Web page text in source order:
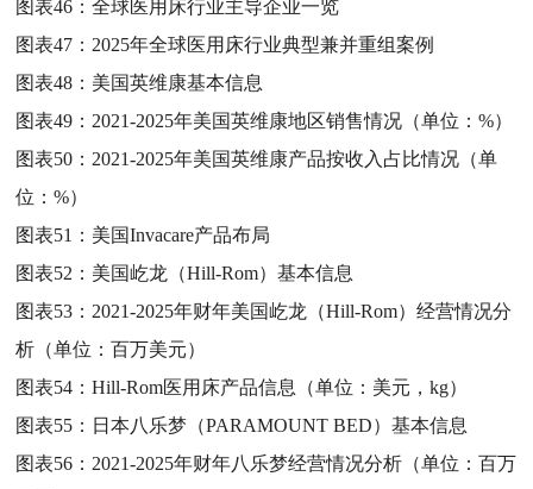
图表46：全球医用床行业主导企业一览
图表47： 2025年全球医用床行业典型兼并重组案例
图表48： 美国英维康基本信息
图表49： 2021-2025年美国英维康地区销售情况（单位：%）
图表50： 2021-2025年美国英维康产品按收入占比情况（单
位：%）
图表51： 美国Invacare产品布局
图表52： 美国屹龙（Hill-Rom）基本信息
图表53： 2021-2025年财年美国屹龙（Hill-Rom）经营情况分
析（单位：百万美元）
图表54：Hill-Rom医用床产品信息（单位：美元，kg）
图表55： 日本八乐梦（PARAMOUNT BED）基本信息
图表56： 2021-2025年财年八乐梦经营情况分析（单位：百万